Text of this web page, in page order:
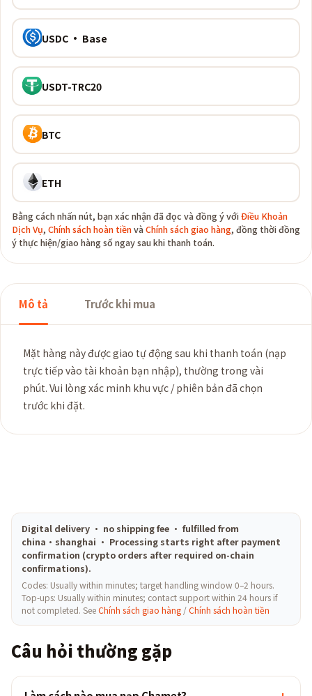
USDC · Base
USDT-TRC20
BTC
ETH
Bằng cách nhấn nút, bạn xác nhận đã đọc và đồng ý vớiĐiều Khoản
Dịch Vụ, Chính sách hoàn tiềnvàChính sách giao hàng, đồng thời đồng
ý thực hiện/giao hàng số ngay sau khi thanh toán.
Mô tả Trước khi mua
Mặt hàng này được giao tự động sau khi thanh toán (nạp
trực tiếp vào tài khoản bạn nhập), thường trong vài
phút. Vui lòng xác minh khu vực / phiên bản đã chọn
trước khi đặt.
Digital delivery · no shipping fee · fulfilled from
china·shanghai · Processing starts right after payment
confirmation (crypto orders after required on-chain
confirmations).
Codes: Usually within minutes; target handling window 0–2 hours.
Top-ups: Usually within minutes; contact support within 24 hours if
not completed. SeeChính sách giao hàng /Chính sách hoàn tiền
Câu hỏi thường gặp